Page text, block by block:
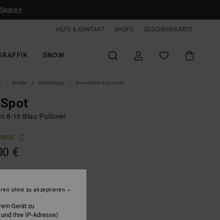
HILFE & KONTAKT SHOPS GESCHENKKARTE
SNOW
Kinder Bekleidung Sweatshirts & Hoodies
8-16 Blau Pullover
€
Gerät zu
Ihre IP-Adresse)
ohne zu akzeptieren